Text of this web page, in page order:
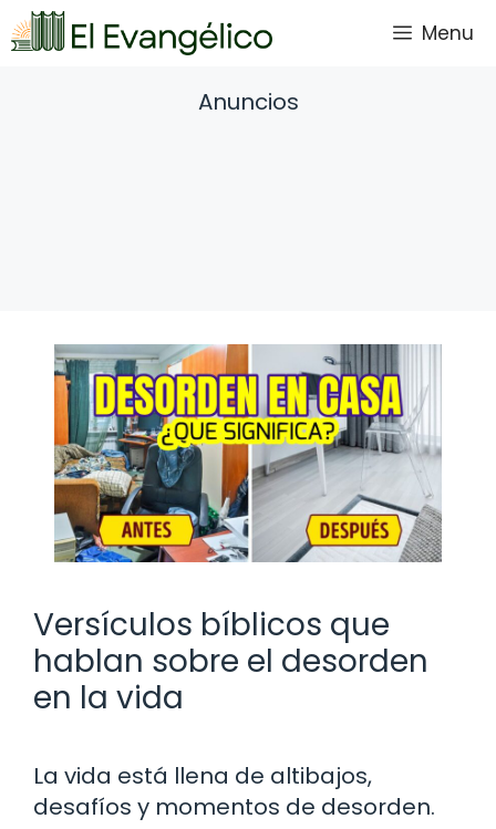
Saltar
al
Menu
Anuncios
Versículos bíblicos que
hablan sobre el desorden
en la vida
La vida está llena de altibajos,
desafíos y momentos de desorden.